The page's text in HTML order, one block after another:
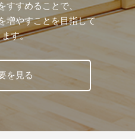
すすめることで、
増やすことを目指して
す。
を見る